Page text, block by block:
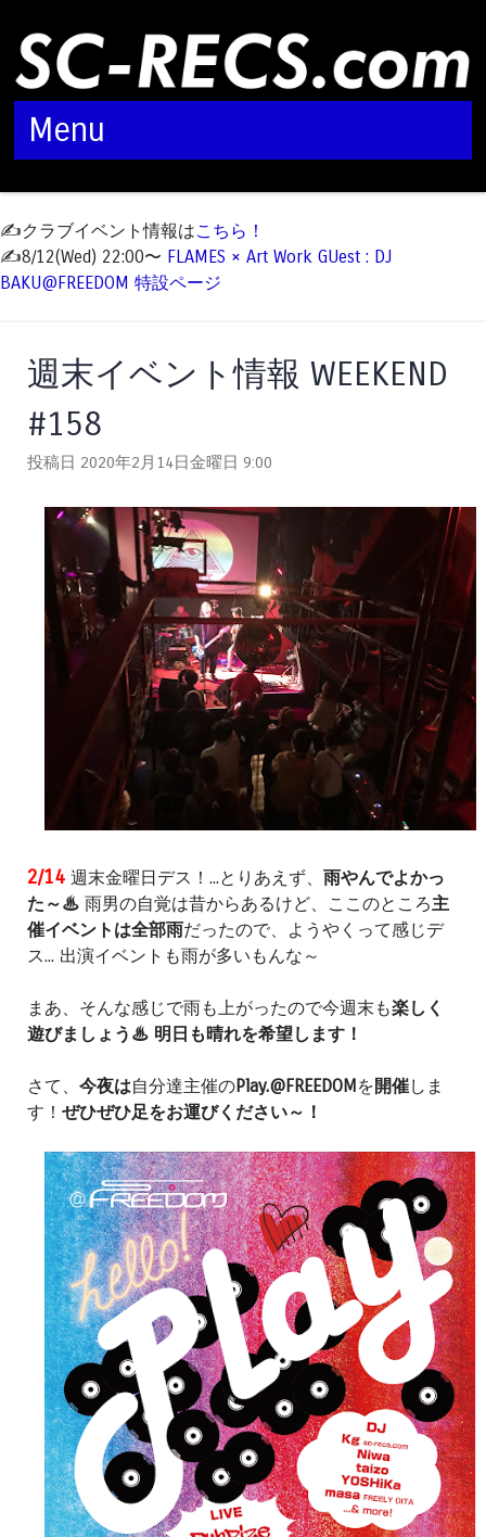
Menu
✍️クラブイベント情報はこちら！
✍️8/12(Wed) 22:00〜 FLAMES × Art Work GUest : DJ
BAKU@FREEDOM 特設ページ
週末イベント情報 WEEKEND
#158
投稿日 2020年2月14日金曜日 9:00
2/14 週末金曜日デス！...とりあえず、 雨やんでよかっ
た～♨ 雨男の自覚は昔からあるけど、ここのところ主
催イベントは全部雨だったので、ようやくって感じデ
ス... 出演イベントも雨が多いもんな～
まあ、そんな感じで雨も上がったので今週末も楽しく
遊びましょう♨ 明日も晴れを希望します！
さて、 今夜は自分達主催のPlay.@FREEDOMを開催しま
す！ ぜひぜひ足をお運びください～！